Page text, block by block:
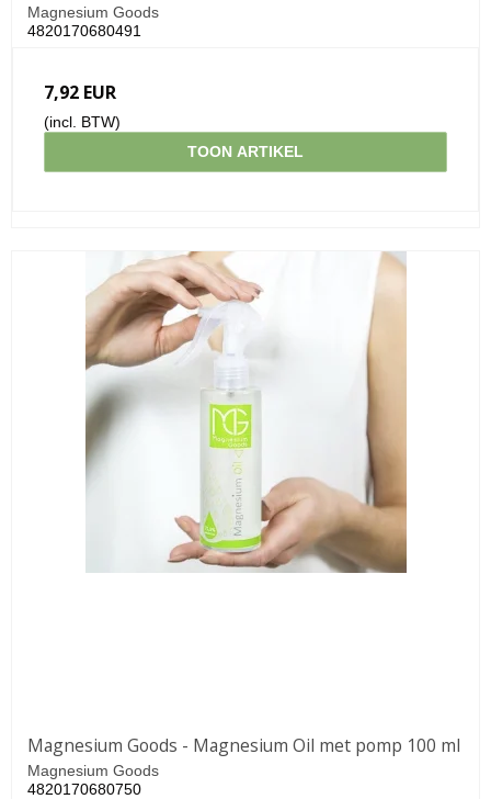
Magnesium Goods
4820170680491
7,92 EUR
(incl. BTW)
TOON ARTIKEL
Magnesium Goods - Magnesium Oil met pomp 100 ml
Magnesium Goods
4820170680750